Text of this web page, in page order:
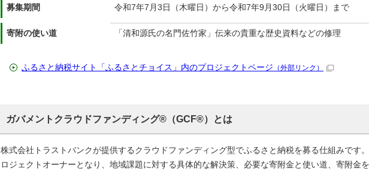
募集期間 令和7年7月3日（木曜日）から令和7年9月30日（火曜日）まで
寄附の使い道 「清和源氏の名門佐竹家」伝来の貴重な歴史資料などの修理
ふるさと納税サイト「ふるさとチョイス」内のプロジェクトページ （外部リンク）
ガバメントクラウドファンディング®（GCF®）とは
株式会社トラストバンクが提供するクラウドファンディング型でふるさと納税を募る仕組みです
ロジェクトオーナーとなり、地域課題に対する具体的な解決策、必要な寄附金と使い道、寄附金